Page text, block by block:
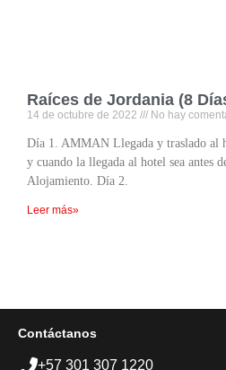
Raíces de Jordania (8
14 de octubre de 2022 No hay
Día 1. AMMAN Llegada y traslado al
y cuando la llegada al hotel sea antes
Alojamiento. Día 2.
Leer más»
Contáctanos
+57 301 307 1220